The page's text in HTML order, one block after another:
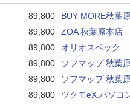
89,800
BUY MORE秋葉
89,800
ZOA 秋葉原本店
89,800
オリオスペック
89,800
ソフマップ 秋葉
89,800
ソフマップ 秋葉
89,800
ツクモeX.パソコ